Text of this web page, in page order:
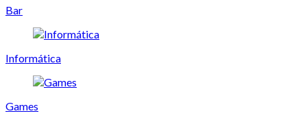
Bar
Informática
Games